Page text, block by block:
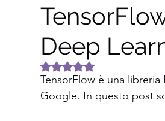
Deep
Valutazione NaN stelle su 5.
TensorFlow è una
Google. In questo post